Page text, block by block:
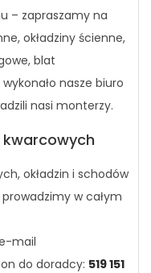
– zapraszamy na
okładziny ścienne,
blat
nasze biuro
nasi monterzy.
kwarcowych
okładzin i schodów
w całym
mail
do doradcy: 519 151